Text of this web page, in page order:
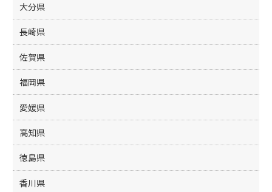
大分県
長崎県
佐賀県
福岡県
愛媛県
高知県
徳島県
香川県